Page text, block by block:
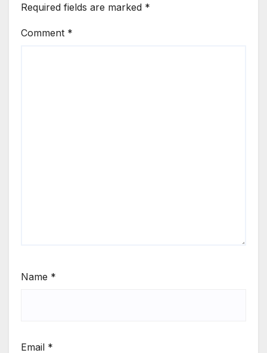
Required fields are marked *
Comment *
Name *
Email *